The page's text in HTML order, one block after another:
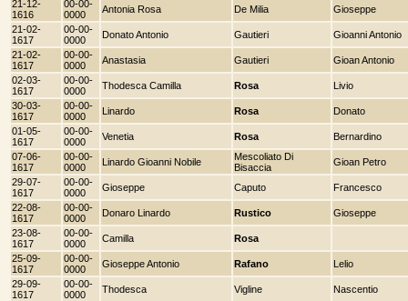
21-12-
1616
00-00-
0000
Antonia Rosa De Milia
Gioseppe
21-02-
1617
00-00-
0000
Donato Antonio Gautieri
Gioanni Antonio
21-02-
1617
00-00-
0000
Anastasia Gautieri
Gioan Antonio
02-03-
1617
00-00-
0000
Thodesca Camilla Rosa
Livio
30-03-
1617
00-00-
0000
Linardo Rosa
Donato
01-05-
1617
00-00-
0000
Venetia Rosa
Bernardino
07-06-
1617
00-00-
0000
Linardo Gioanni Nobile
Mescoliato Di
Bisaccia
Gioan Petro
29-07-
1617
00-00-
0000
Gioseppe Caputo
Francesco
22-08-
1617
00-00-
0000
Donaro Linardo Rustico
Gioseppe
23-08-
1617
00-00-
0000
Camilla
Rosa
25-09-
1617
00-00-
0000
Gioseppe Antonio Rafano
Lelio
29-09-
1617
00-00-
0000
Thodesca Vigline
Nascentio